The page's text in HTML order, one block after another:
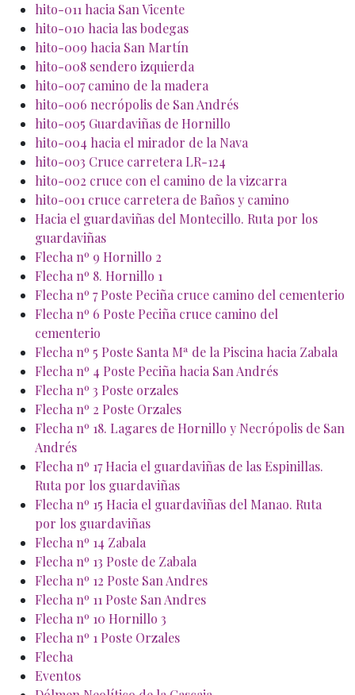
hito-011 hacia San Vicente
hito-010 hacia las bodegas
hito-009 hacia San Martín
hito-008 sendero izquierda
hito-007 camino de la madera
hito-006 necrópolis de San Andrés
hito-005 Guardaviñas de Hornillo
hito-004 hacia el mirador de la Nava
hito-003 Cruce carretera LR-124
hito-002 cruce con el camino de la vizcarra
hito-001 cruce carretera de Baños y camino
Hacia el guardaviñas del Montecillo. Ruta por los
guardaviñas
Flecha nº 9 Hornillo 2
Flecha nº 8. Hornillo 1
Flecha nº 7 Poste Peciña cruce camino del cementerio
Flecha nº 6 Poste Peciña cruce camino del
cementerio
Flecha nº 5 Poste Santa Mª de la Piscina hacia Zabala
Flecha nº 4 Poste Peciña hacia San Andrés
Flecha nº 3 Poste orzales
Flecha nº 2 Poste Orzales
Flecha nº 18. Lagares de Hornillo y Necrópolis de San
Andrés
Flecha nº 17 Hacia el guardaviñas de las Espinillas.
Ruta por los guardaviñas
Flecha nº 15 Hacia el guardaviñas del Manao. Ruta
por los guardaviñas
Flecha nº 14 Zabala
Flecha nº 13 Poste de Zabala
Flecha nº 12 Poste San Andres
Flecha nº 11 Poste San Andres
Flecha nº 10 Hornillo 3
Flecha nº 1 Poste Orzales
Flecha
Eventos